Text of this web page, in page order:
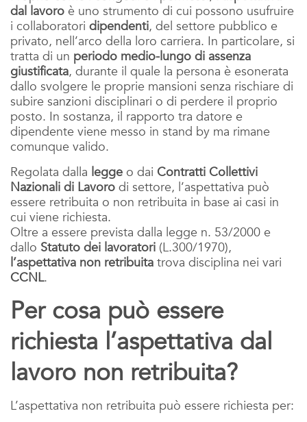
dal lavoro è uno strumento di cui possono usufruire
i collaboratori dipendenti, del settore pubblico e
privato, nell’arco della loro carriera. In particolare, si
tratta di un periodo medio-lungo di assenza
giustificata, durante il quale la persona è esonerata
dallo svolgere le proprie mansioni senza rischiare di
subire sanzioni disciplinari o di perdere il proprio
posto. In sostanza, il rapporto tra datore e
dipendente viene messo in stand by ma rimane
comunque valido.
Regolata dalla legge o dai Contratti Collettivi
Nazionali di Lavoro di settore, l’aspettativa può
essere retribuita o non retribuita in base ai casi in
cui viene richiesta.
Oltre a essere prevista dalla legge n. 53/2000 e
dallo Statuto dei lavoratori (L.300/1970),
l’aspettativa non retribuita trova disciplina nei vari
CCNL.
Per cosa può essere
richiesta l’aspettativa dal
lavoro non retribuita?
L’aspettativa non retribuita può essere richiesta per: